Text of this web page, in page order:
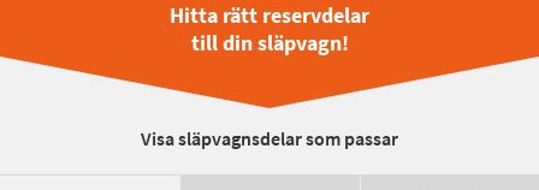
Hitta rätt reservdelar
till din släpvagn!
Visa släpvagnsdelar som passar